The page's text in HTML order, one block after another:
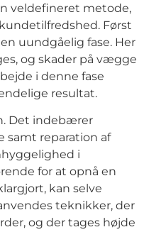
veldefineret metode,
Først
uundgåelig fase. Her
og skader på vægge
i denne fase
resultat.
Det indebærer
samt reparation af
i
for at opnå en
kan selve
teknikker, der
og der tages højde